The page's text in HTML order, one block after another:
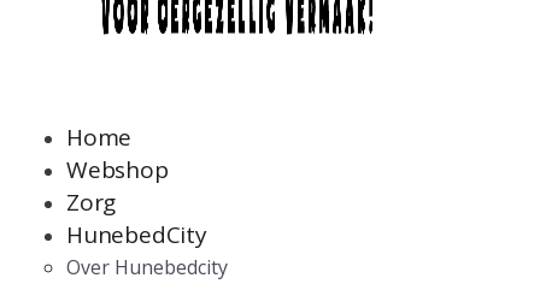
Home
Webshop
Zorg
HunebedCity
Over Hunebedcity